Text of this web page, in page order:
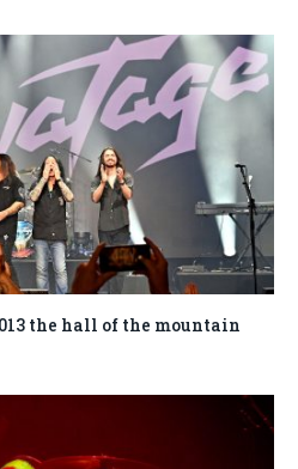
the hall of the mountain